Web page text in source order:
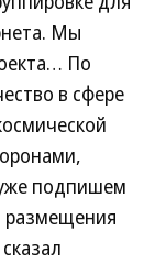
Мы
По
в сфере
подпишем
размещения